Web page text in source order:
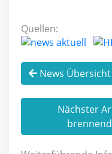
Quellen:
News Übersicht
Nächster